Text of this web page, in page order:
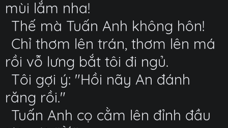
mùi lắm nha!
Thế mà Tuấn Anh không hôn!
Chỉ thơm lên trán, thơm lên má
rồi vỗ lưng bắt tôi đi ngủ.
Tôi gợi ý: "Hồi nãy An đánh
răng rồi."
Tuấn Anh cọ cằm lên đỉnh đầu